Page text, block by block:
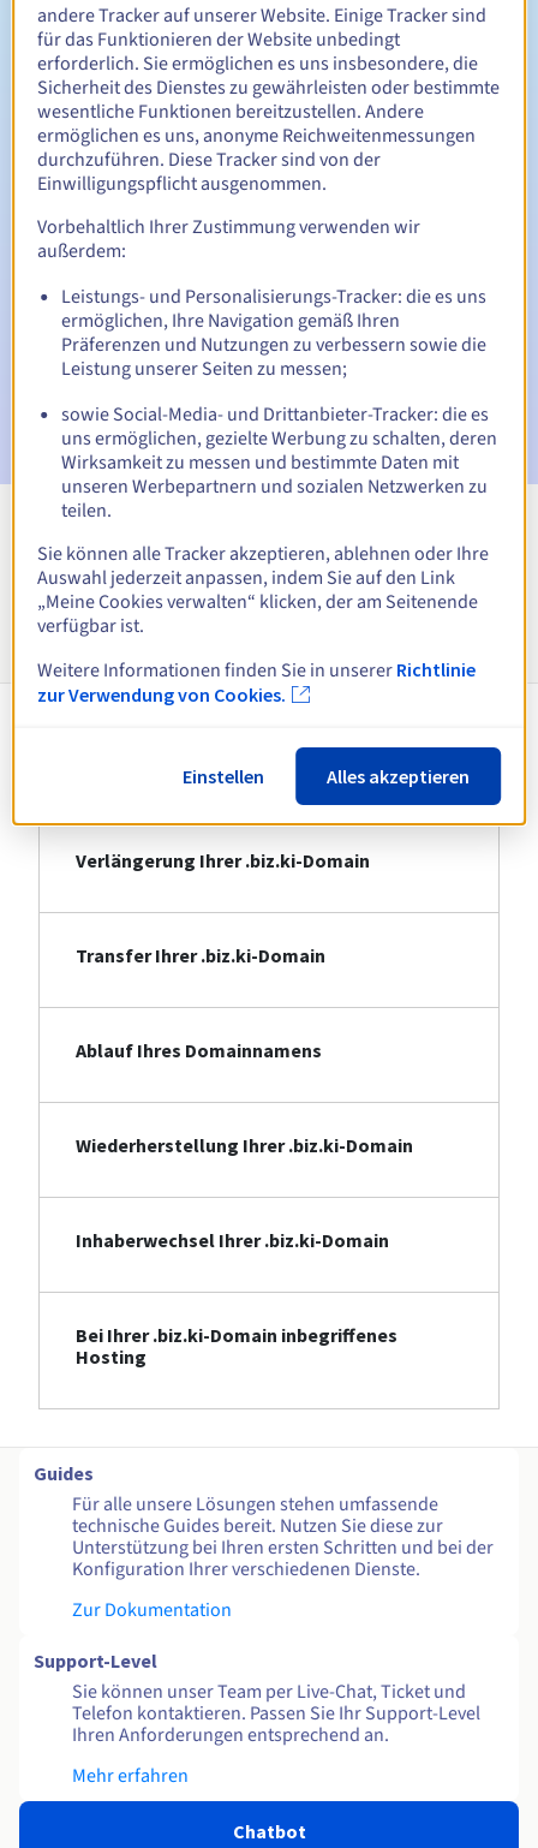
Verlängerungszeitraum Zwischen 1 und 5 Jahren
Rückgewinnungsfrist
Warn-E-Mails:
E-Mail am Ablaufdatumzur Benachrichtigung über die
Sperrung des Domainnamens
Benachrichtigung über die Löschung des Domainnamens
Alle Endungen anzeigen
Informationen zu .biz.ki
Registrierung Ihrer .biz.ki-Domain
Verlängerung Ihrer .biz.ki-Domain
Transfer Ihrer .biz.ki-Domain
Ablauf Ihres Domainnamens
Wiederherstellung Ihrer .biz.ki-Domain
Inhaberwechsel Ihrer .biz.ki-Domain
Bei Ihrer .biz.ki-Domain inbegriffenes
Hosting
Guides
Für alle unsere Lösungen stehen umfassende
technische Guides bereit. Nutzen Sie diese zur
Unterstützung bei Ihren ersten Schritten und bei der
Konfiguration Ihrer verschiedenen Dienste.
Zur Dokumentation
Support-Level
Sie können unser Team per Live-Chat, Ticket und
Telefon kontaktieren. Passen Sie Ihr Support-Level
Ihren Anforderungen entsprechend an.
Mehr erfahren
Chatbot
andere Tracker auf unserer Website. Einige Tracker sind
für das Funktionieren der Website unbedingt
erforderlich. Sie ermöglichen es uns insbesondere, die
Sicherheit des Dienstes zu gewährleisten oder bestimmte
wesentliche Funktionen bereitzustellen. Andere
ermöglichen es uns, anonyme Reichweitenmessungen
durchzuführen. Diese Tracker sind von der
Einwilligungspflicht ausgenommen.
Vorbehaltlich Ihrer Zustimmung verwenden wir
außerdem:
Leistungs- und Personalisierungs-Tracker: die es uns
ermöglichen, Ihre Navigation gemäß Ihren
Präferenzen und Nutzungen zu verbessern sowie die
Leistung unserer Seiten zu messen;
sowie Social-Media- und Drittanbieter-Tracker: die es
uns ermöglichen, gezielte Werbung zu schalten, deren
Wirksamkeit zu messen und bestimmte Daten mit
unseren Werbepartnern und sozialen Netzwerken zu
teilen.
Sie können alle Tracker akzeptieren, ablehnen oder Ihre
Auswahl jederzeit anpassen, indem Sie auf den Link
„Meine Cookies verwalten“ klicken, der am Seitenende
verfügbar ist.
Weitere Informationen finden Sie in unserer Richtlinie
zur Verwendung von Cookies.
Einstellen Alles akzeptieren